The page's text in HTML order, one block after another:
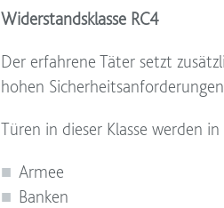
Widerstandsklasse RC4
Der erfahrene Täter setzt
hohen
Türen in dieser Klasse werden
Armee
Banken